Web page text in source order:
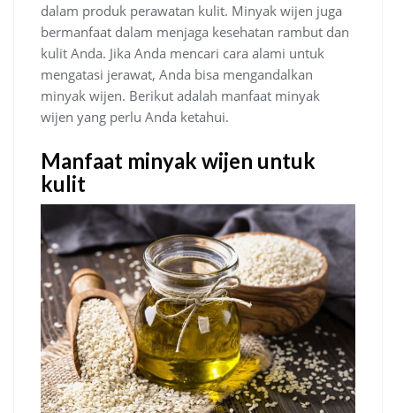
dalam produk perawatan kulit. Minyak wijen juga
bermanfaat dalam menjaga kesehatan rambut dan
kulit Anda. Jika Anda mencari cara alami untuk
mengatasi jerawat, Anda bisa mengandalkan
minyak wijen. Berikut adalah manfaat minyak
wijen yang perlu Anda ketahui.
Manfaat minyak wijen untuk
kulit